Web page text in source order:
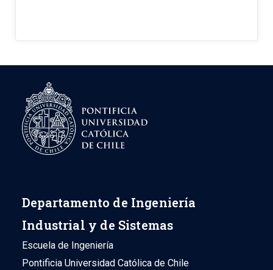
Departamento de Ingeniería
Industrial y de Sistemas
Escuela de Ingeniería
Pontificia Universidad Católica de Chile